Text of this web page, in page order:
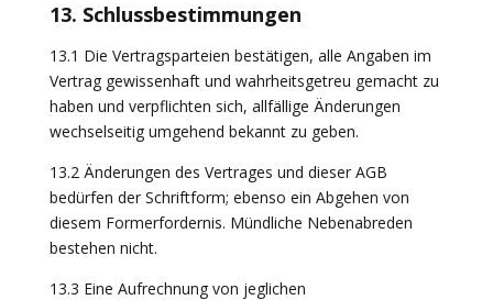
13. Schlussbestimmungen
13.1 Die Vertragsparteien bestätigen, alle Angaben im
Vertrag gewissenhaft und wahrheitsgetreu gemacht zu
haben und verpflichten sich, allfällige Änderungen
wechselseitig umgehend bekannt zu geben.
13.2 Änderungen des Vertrages und dieser AGB
bedürfen der Schriftform; ebenso ein Abgehen von
diesem Formerfordernis. Mündliche Nebenabreden
bestehen nicht.
13.3 Eine Aufrechnung von jeglichen